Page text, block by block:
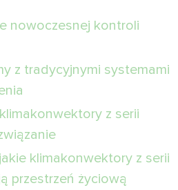
nowoczesnej kontroli
z tradycyjnymi systemami
z serii
klimakonwektory z serii
przestrzeń życiową